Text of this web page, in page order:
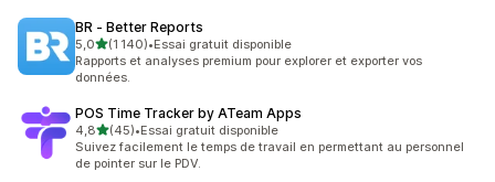
BR ‑ Better Reports
5,0étoile(s) sur 5
(1 140)
1140 avis au total
•Essai gratuit disponible
Rapports et analyses premium pour explorer et exporter vos
données.
POS Time Tracker by ATeam Apps
4,8étoile(s) sur 5
(45)
45 avis au total
•Essai gratuit disponible
Suivez facilement le temps de travail en permettant au personnel
de pointer sur le PDV.